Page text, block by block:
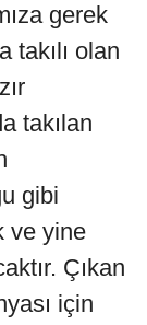
gerek
takılı olan
takılan
gibi
ve yine
Çıkan
için